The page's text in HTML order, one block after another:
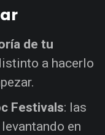
de tu
a hacerlo
Festivals: las
en